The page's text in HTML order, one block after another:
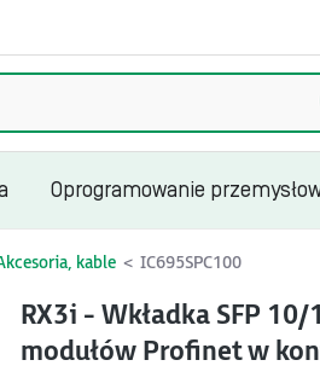
Oprogramowanie
kable IC695SPC100
RX3i - Wkładka SFP
modułów Profinet w